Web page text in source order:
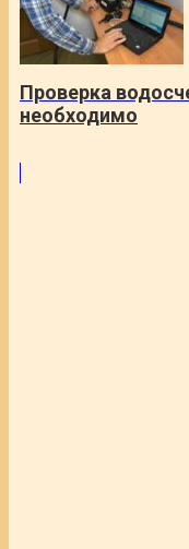
Проверка
необходимо